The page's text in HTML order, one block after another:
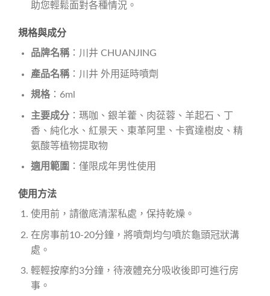
助您輕鬆面對各種情況。
規格與成分
品牌名稱：川井 CHUANJING
產品名稱：川井 外用延時噴劑
規格：6ml
主要成分：瑪咖、銀羊藿、肉蓯蓉、羊起石、丁
香、純化水、紅景天、東革阿里、卡賓達樹皮、精
氨酸等植物提取物
適用範圍 ：僅限成年男性使用
使用方法
使用前，請徹底清潔私處，保持乾燥。
在房事前10-20分鐘，將噴劑均勻噴於龜頭冠狀溝
處。
輕輕按摩約3分鐘，待液體充分吸收後即可進行房
事。